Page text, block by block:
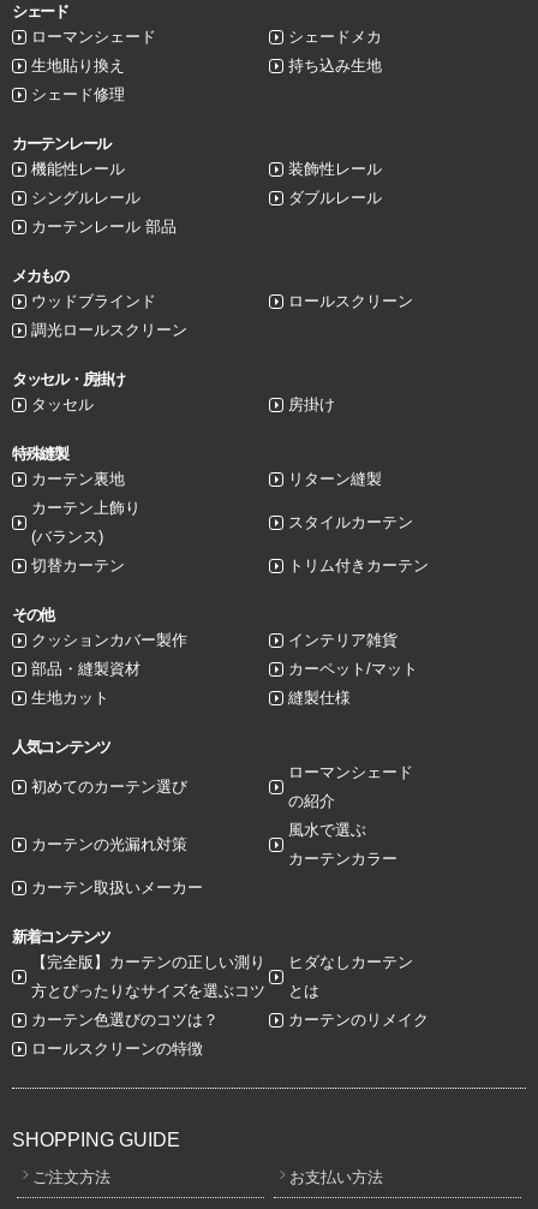
シェード
ローマンシェード
シェードメカ
生地貼り換え
持ち込み生地
シェード修理
カーテンレール
機能性レール
装飾性レール
シングルレール
ダブルレール
カーテンレール 部品
メカもの
ウッドブラインド
ロールスクリーン
調光ロールスクリーン
タッセル・房掛け
タッセル
房掛け
特殊縫製
カーテン裏地
リターン縫製
カーテン上飾り
(バランス)
スタイルカーテン
切替カーテン トリム付きカーテン
その他
クッションカバー製作
インテリア雑貨
部品・縫製資材
カーペット/マット
生地カット
縫製仕様
人気コンテンツ
初めてのカーテン選び
ローマンシェード
の紹介
カーテンの光漏れ対策
風水で選ぶ
カーテンカラー
カーテン取扱いメーカー
新着コンテンツ
【完全版】カーテンの正しい測り
方とぴったりなサイズを選ぶコツ
ヒダなしカーテン
とは
カーテン色選びのコツは？
カーテンのリメイク
ロールスクリーンの特徴
SHOPPING GUIDE
ご注文方法 お支払い方法